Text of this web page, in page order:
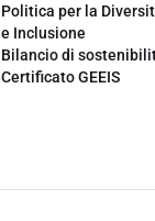
Politica per la
e Inclusione
Bilancio di
Certificato GEEIS